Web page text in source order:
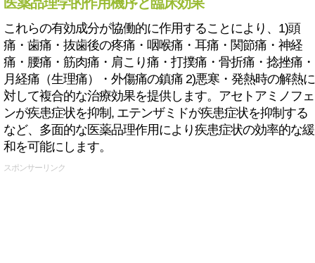
これらの有効成分が協働的に作用することにより、1)頭
痛・歯痛・抜歯後の疼痛・咽喉痛・耳痛・関節痛・神経
痛・腰痛・筋肉痛・肩こり痛・打撲痛・骨折痛・捻挫痛・
月経痛（生理痛）・外傷痛の鎮痛 2)悪寒・発熱時の解熱に
対して複合的な治療効果を提供します。アセトアミノフェ
ンが疾患症状を抑制, エテンザミドが疾患症状を抑制する
など、多面的な医薬品理作用により疾患症状の効率的な緩
和を可能にします。
スポンサーリンク